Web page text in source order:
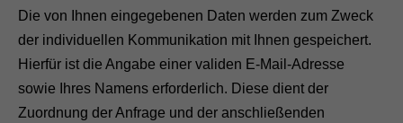
Die von Ihnen eingegebenen Daten werden zum Zweck
der individuellen Kommunikation mit Ihnen gespeichert.
Hierfür ist die Angabe einer validen E-Mail-Adresse
sowie Ihres Namens erforderlich. Diese dient der
Zuordnung der Anfrage und der anschließenden